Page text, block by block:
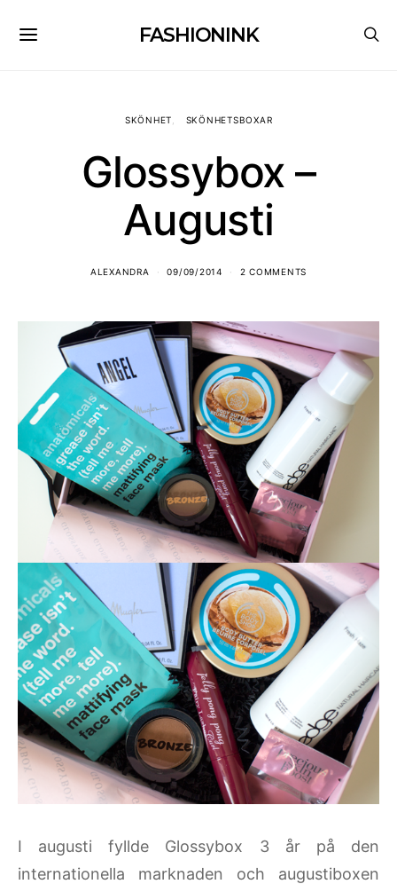
FASHIONINK
SKÖNHET SKÖNHETSBOXAR
Glossybox –
Augusti
ALEXANDRA 09/09/2014 2 COMMENTS
I augusti fyllde Glossybox 3 år på den
internationella marknaden och augustiboxen